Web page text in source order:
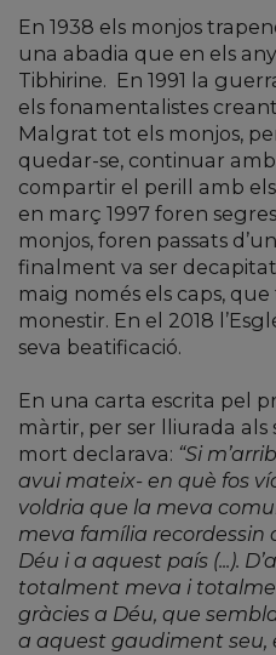
En 1938 els monjos
una abadia que en els
Tibhirine. En 1991 la
els fonamentalistes
Malgrat tot els monjos,
quedar-se, continuar amb
compartir el perill amb
en març 1997 foren
monjos, foren passats
finalment va ser
maig només els caps,
monestir. En el 2018
seva beatificació.
En una carta escrita pel
màrtir, per ser lliurada als
mort declarava: “Si
avui mateix- en què fos
voldria que la meva
meva família recordessin
Déu i a aquest país (...).
totalment meva i
gràcies a Déu, que
a aquest gaudiment seu,